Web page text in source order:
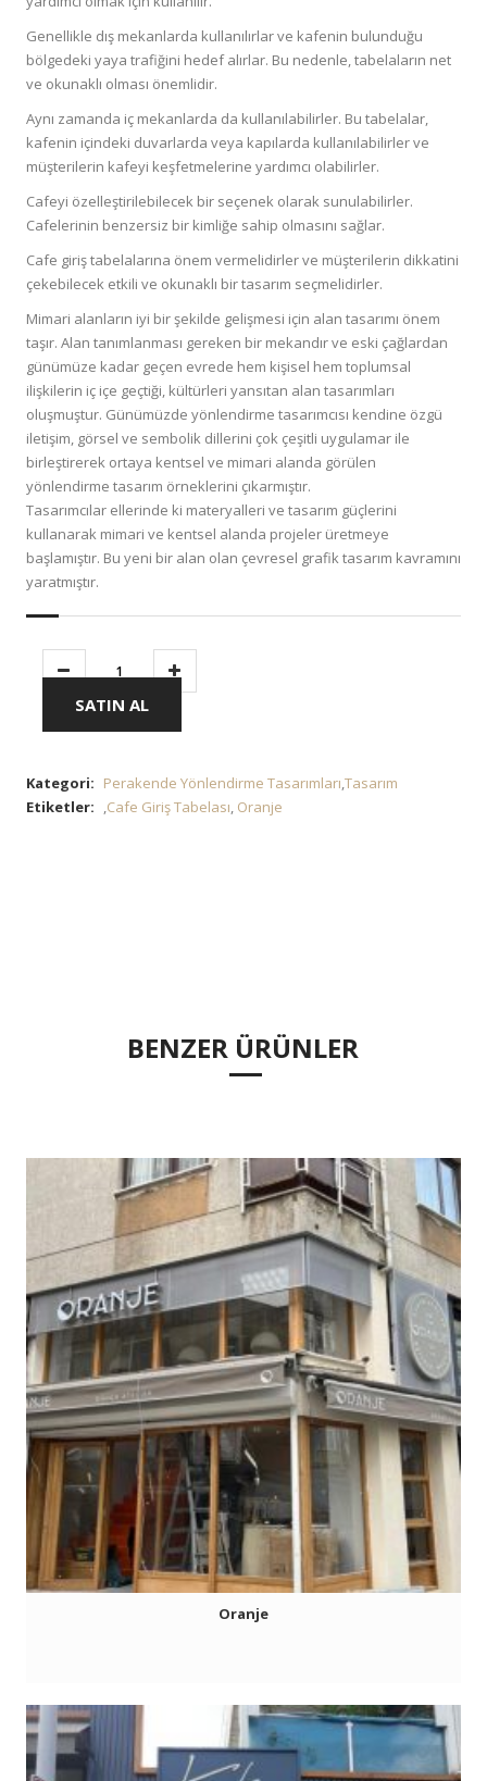
Genellikle dış mekanlarda kullanılırlar ve kafenin bulunduğu
bölgedeki yaya trafiğini hedef alırlar. Bu nedenle, tabelaların net
ve okunaklı olması önemlidir.
Aynı zamanda iç mekanlarda da kullanılabilirler. Bu tabelalar,
kafenin içindeki duvarlarda veya kapılarda kullanılabilirler ve
müşterilerin kafeyi keşfetmelerine yardımcı olabilirler.
Cafeyi özelleştirilebilecek bir seçenek olarak sunulabilirler.
Cafelerinin benzersiz bir kimliğe sahip olmasını sağlar.
Cafe giriş tabelalarına önem vermelidirler ve müşterilerin dikkatini
çekebilecek etkili ve okunaklı bir tasarım seçmelidirler.
Mimari alanların iyi bir şekilde gelişmesi için alan tasarımı önem
taşır. Alan tanımlanması gereken bir mekandır ve eski çağlardan
günümüze kadar geçen evrede hem kişisel hem toplumsal
ilişkilerin iç içe geçtiği, kültürleri yansıtan alan tasarımları
oluşmuştur. Günümüzde yönlendirme tasarımcısı kendine özgü
iletişim, görsel ve sembolik dillerini çok çeşitli uygulamar ile
birleştirerek ortaya kentsel ve mimari alanda görülen
yönlendirme tasarım örneklerini çıkarmıştır.
Tasarımcılar ellerinde ki materyalleri ve tasarım güçlerini
kullanarak mimari ve kentsel alanda projeler üretmeye
başlamıştır. Bu yeni bir alan olan çevresel grafik tasarım kavramını
yaratmıştır.
SATIN AL
Kategori: Perakende Yönlendirme Tasarımları,Tasarım
Etiketler: ,Cafe Giriş Tabelası, Oranje
BENZER ÜRÜNLER
Oranje